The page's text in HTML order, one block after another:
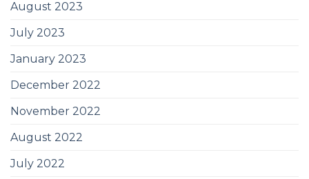
August 2023
July 2023
January 2023
December 2022
November 2022
August 2022
July 2022